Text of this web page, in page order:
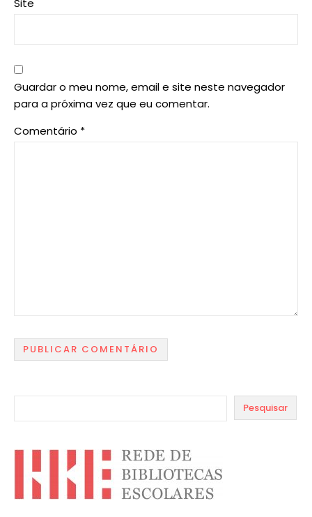
Site
Guardar o meu nome, email e site neste navegador
para a próxima vez que eu comentar.
Comentário *
Pesquisar